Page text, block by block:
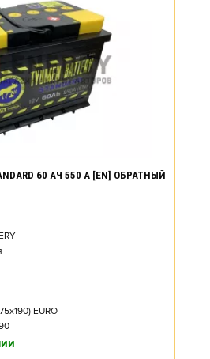
60 АЧ 550 А [EN] ОБРАТНЫЙ
EURO